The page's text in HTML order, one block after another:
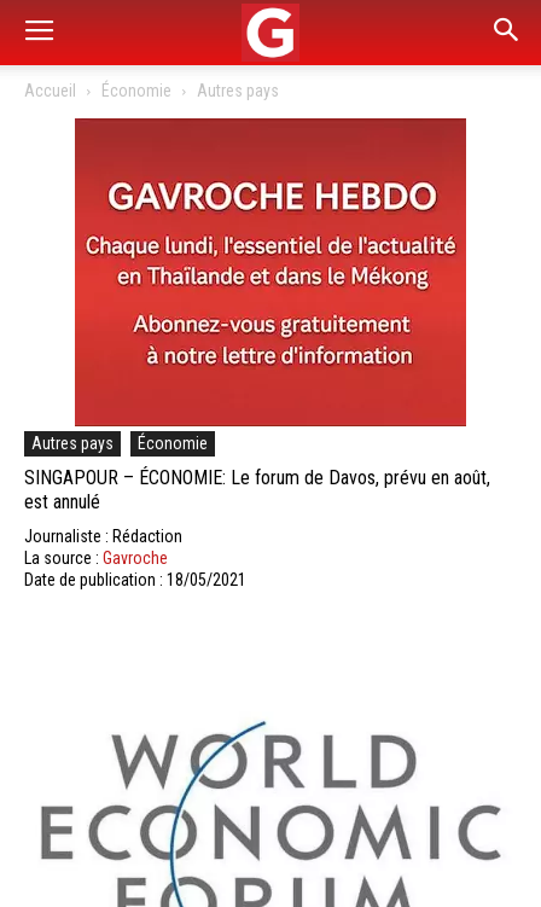
Accueil Économie Autres pays
Autres pays Économie
SINGAPOUR – ÉCONOMIE: Le forum de Davos, prévu en août,
est annulé
Journaliste : Rédaction
La source : Gavroche
Date de publication : 18/05/2021